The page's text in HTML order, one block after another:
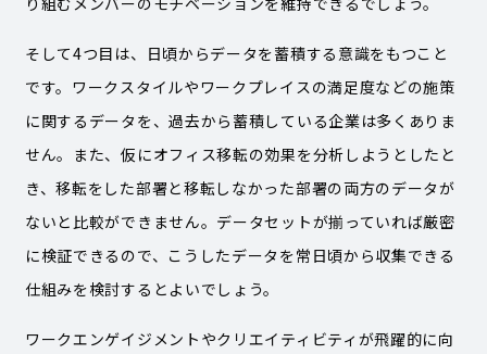
そして4つ目は、日頃からデータを蓄積する意識をもつこと
です。ワークスタイルやワークプレイスの満足度などの施策
に関するデータを、過去から蓄積している企業は多くありま
せん。また、仮にオフィス移転の効果を分析しようとしたと
き、移転をした部署と移転しなかった部署の両方のデータが
ないと比較ができません。データセットが揃っていれば厳密
に検証できるので、こうしたデータを常日頃から収集できる
仕組みを検討するとよいでしょう。
ワークエンゲイジメントやクリエイティビティが飛躍的に向